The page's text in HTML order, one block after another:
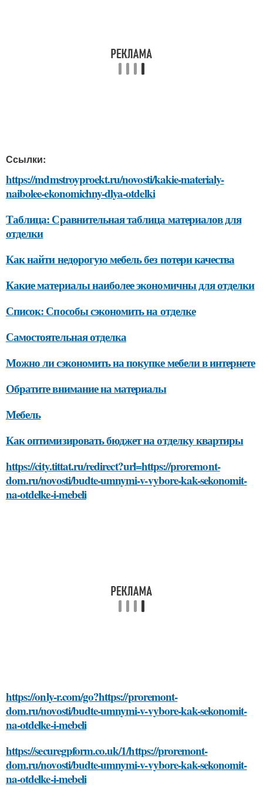
Ссылки:
https://mdmstroyproekt.ru/novosti/kakie-materialy-
naibolee-ekonomichny-dlya-otdelki
Таблица: Сравнительная таблица материалов для
отделки
Как найти недорогую мебель без потери качества
Какие материалы наиболее экономичны для отделки
Список: Способы сэкономить на отделке
Самостоятельная отделка
Можно ли сэкономить на покупке мебели в интернете
Обратите внимание на материалы
Мебель
Как оптимизировать бюджет на отделку квартиры
https://city.tittat.ru/redirect?url=https://proremont-
dom.ru/novosti/budte-umnymi-v-vybore-kak-sekonomit-
na-otdelke-i-mebeli
https://only-r.com/go?https://proremont-
dom.ru/novosti/budte-umnymi-v-vybore-kak-sekonomit-
na-otdelke-i-mebeli
https://securegpform.co.uk/1/https://proremont-
dom.ru/novosti/budte-umnymi-v-vybore-kak-sekonomit-
na-otdelke-i-mebeli